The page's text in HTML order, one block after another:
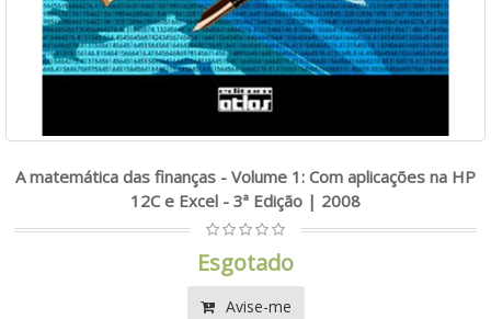
A matemática das finanças - Volume 1: Com aplicações na HP
12C e Excel - 3ª Edição | 2008
Esgotado
Avise-me